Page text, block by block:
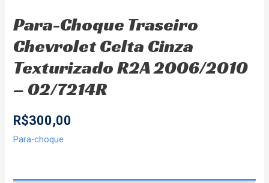
Para-Choque Traseiro
Chevrolet Celta Cinza
Texturizado R2A 2006/2010
– 02/7214R
R$300,00
Para-choque